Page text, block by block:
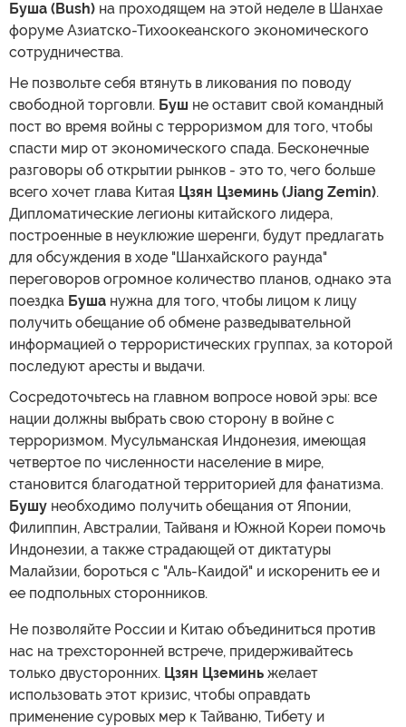
Буша (Bush) на проходящем на этой неделе в Шанхае
форуме Азиатско-Тихоокеанского экономического
сотрудничества.
Не позвольте себя втянуть в ликования по поводу
свободной торговли. Буш не оставит свой командный
пост во время войны с терроризмом для того, чтобы
спасти мир от экономического спада. Бесконечные
разговоры об открытии рынков - это то, чего больше
всего хочет глава Китая Цзян Цземинь (Jiang Zemin).
Дипломатические легионы китайского лидера,
построенные в неуклюжие шеренги, будут предлагать
для обсуждения в ходе "Шанхайского раунда"
переговоров огромное количество планов, однако эта
поездка Буша нужна для того, чтобы лицом к лицу
получить обещание об обмене разведывательной
информацией о террористических группах, за которой
последуют аресты и выдачи.
Сосредоточьтесь на главном вопросе новой эры: все
нации должны выбрать свою сторону в войне с
терроризмом. Мусульманская Индонезия, имеющая
четвертое по численности население в мире,
становится благодатной территорией для фанатизма.
Бушу необходимо получить обещания от Японии,
Филиппин, Австралии, Тайваня и Южной Кореи помочь
Индонезии, а также страдающей от диктатуры
Малайзии, бороться с "Аль-Каидой" и искоренить ее и
ее подпольных сторонников.
Не позволяйте России и Китаю объединиться против
нас на трехсторонней встрече, придерживайтесь
только двусторонних. Цзян Цземинь желает
использовать этот кризис, чтобы оправдать
применение суровых мер к Тайваню, Тибету и